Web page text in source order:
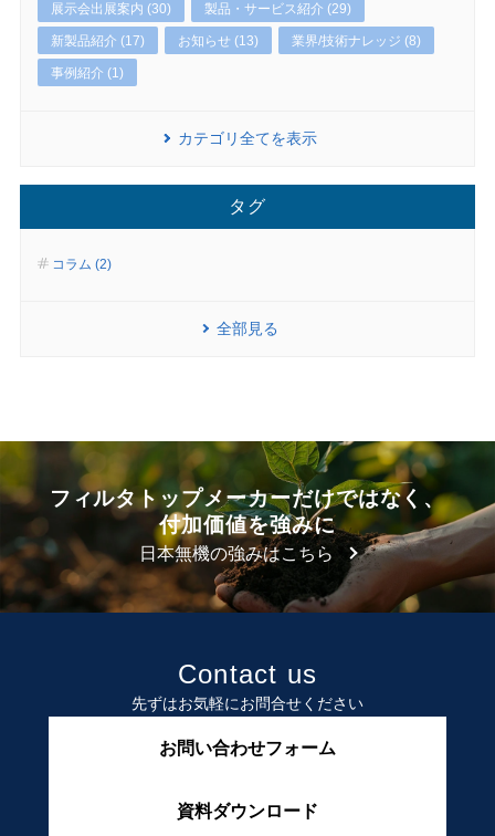
展示会出展案内 (30) 製品・サービス紹介 (29)
新製品紹介 (17) お知らせ (13) 業界/技術ナレッジ (8)
事例紹介 (1)
カテゴリ全てを表示
タグ
コラム (2)
全部見る
フィルタトップメーカーだけではなく、
付加価値を強みに
日本無機の強みはこちら
Contact us
先ずはお気軽にお問合せください
お問い合わせフォーム
資料ダウンロード